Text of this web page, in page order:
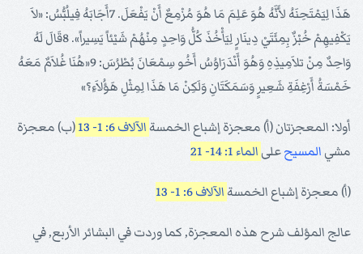
هَذَا لِيَمْتَحِنَهُ لأَنَّهُ هُوَ عَلِمَ مَا هُوَ مُزْمِعٌ أَنْ يَفْعَلَ. 7أَجَابَهُ فِيلُبُّسُ: «لاَ
يَكْفِيهِمْ خُبْزٌ بِمِئَتَيْ دِينَارٍ لِيَأْخُذَ كُلُّ وَاحِدٍ مِنْهُمْ شَيْئاً يَسِيراً». 8قَالَ لَهُ
وَاحِدٌ مِنْ تلاَمِيذِهِ وَهُوَ أَنْدَرَاوُسُ أَخُو سِمْعَانَ بُطْرُسَ: 9«هُنَا غُلاَمٌ مَعَهُ
خَمْسَةُ أَرْغِفَةِ شَعِيرٍ وَسَمَكَتَانِ وَلَكِنْ مَا هَذَا لِمِثْلِ هَؤُلاَءِ؟»
أولا: المعجزتان (أ) معجزة إشباع الخمسة الآلاف 6: 1- 13
(ب) معجزة
مشي المسيحعلى الماء 1: 14- 21
(أ‌) معجزة إشباع الخمسة الآلاف 6: 1- 13
عالج المؤلف شرح هذه المعجزة, كما وردت في البشائر الأربع, في